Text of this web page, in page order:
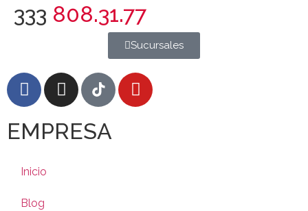
333 808.31.77
Sucursales
EMPRESA
Inicio
Blog